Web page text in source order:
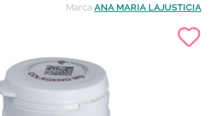
Marca ANA MARIA LAJUSTICIA